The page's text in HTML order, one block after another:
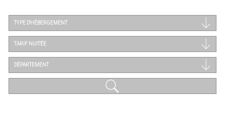
TYPE D'HÉBERGEMENT
TARIF NUITÉE
DÉPARTEMENT